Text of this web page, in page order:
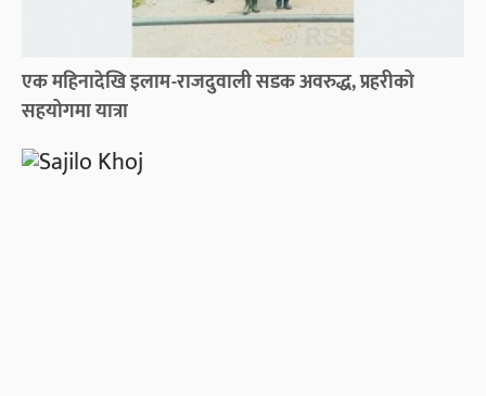
एक महिनादेखि इलाम-राजदुवाली सडक अवरुद्ध, प्रहरीको
सहयोगमा यात्रा